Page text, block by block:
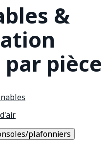
&
par pièce
plafonniers